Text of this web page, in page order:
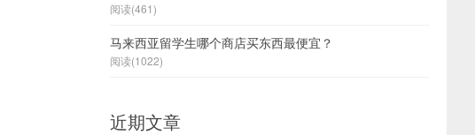
阅读(461)
马来西亚留学生哪个商店买东西最便宜？
阅读(1022)
近期文章